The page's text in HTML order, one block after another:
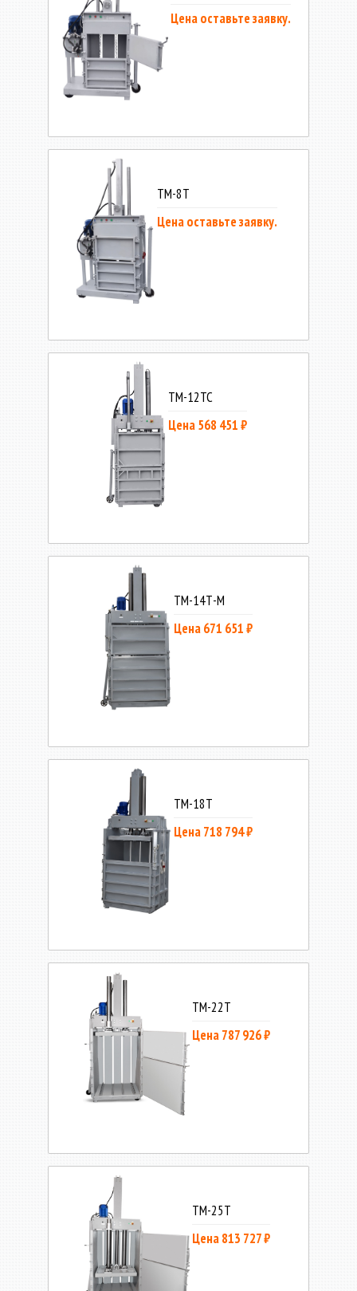
Цена оставьте заявку.
ТМ-8Т
Цена оставьте заявку.
ТМ-12ТС
Цена 568 451 ₽
ТМ-14Т-М
Цена 671 651 ₽
ТМ-18Т
Цена 718 794 ₽
ТМ-22Т
Цена 787 926 ₽
ТМ-25Т
Цена 813 727 ₽